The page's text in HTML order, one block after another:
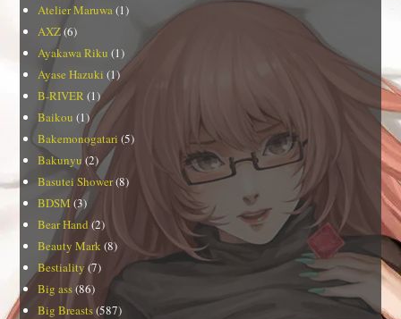
Atelier Maruwa(1)
AXZ(6)
Ayakawa Riku (1)
Ayase Hazuki (1)
B-RIVER (1)
Baikou (1)
Bakemonogatari (5)
Bakunyu(2)
Basutei Shower(8)
BDSM (3)
Bear Hand(2)
Beauty Mark (8)
Bestiality (7)
Big ass(86)
Big Breasts(587)